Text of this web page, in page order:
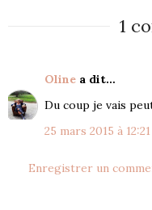
1
Oline a dit…
Du coup je vais
25 mars 2015 à 12:21
Enregistrer un